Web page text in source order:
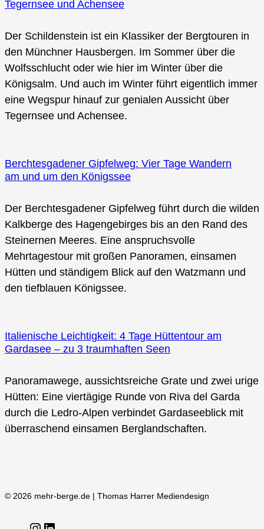
Tegernsee und Achensee
Der Schildenstein ist ein Klassiker der Bergtouren in
den Münchner Hausbergen. Im Sommer über die
Wolfsschlucht oder wie hier im Winter über die
Königsalm. Und auch im Winter führt eigentlich immer
eine Wegspur hinauf zur genialen Aussicht über
Tegernsee und Achensee.
Berchtesgadener Gipfelweg: Vier Tage Wandern
am und um den Königssee
Der Berchtesgadener Gipfelweg führt durch die wilden
Kalkberge des Hagengebirges bis an den Rand des
Steinernen Meeres. Eine anspruchsvolle
Mehrtagestour mit großen Panoramen, einsamen
Hütten und ständigem Blick auf den Watzmann und
den tiefblauen Königssee.
Italienische Leichtigkeit: 4 Tage Hüttentour am
Gardasee – zu 3 traumhaften Seen
Panoramawege, aussichtsreiche Grate und zwei urige
Hütten: Eine viertägige Runde von Riva del Garda
durch die Ledro-Alpen verbindet Gardaseeblick mit
überraschend einsamen Berglandschaften.
© 2026 mehr-berge.de | Thomas Harrer Mediendesign